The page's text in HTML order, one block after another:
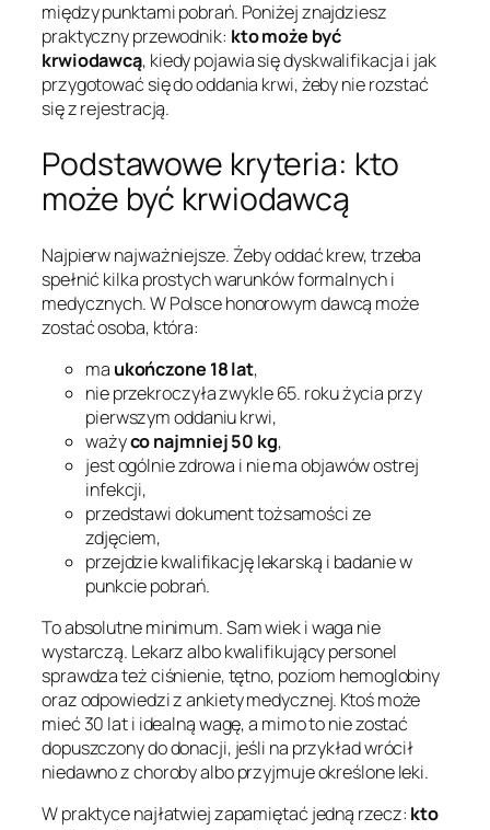
między punktami pobrań. Poniżej znajdziesz
praktyczny przewodnik: kto może być
krwiodawcą, kiedy pojawia się dyskwalifikacja i jak
przygotować się do oddania krwi, żeby nie rozstać
się z rejestracją.
Podstawowe kryteria: kto
może być krwiodawcą
Najpierw najważniejsze. Żeby oddać krew, trzeba
spełnić kilka prostych warunków formalnych i
medycznych. W Polsce honorowym dawcą może
zostać osoba, która:
ma ukończone 18 lat,
nie przekroczyła zwykle 65. roku życia przy
pierwszym oddaniu krwi,
ważyco najmniej 50 kg,
jest ogólnie zdrowa i nie ma objawów ostrej
infekcji,
przedstawi dokument tożsamości ze
zdjęciem,
przejdzie kwalifikację lekarską i badanie w
punkcie pobrań.
To absolutne minimum. Sam wiek i waga nie
wystarczą. Lekarz albo kwalifikujący personel
sprawdza też ciśnienie, tętno, poziom hemoglobiny
oraz odpowiedzi z ankiety medycznej. Ktoś może
mieć 30 lat i idealną wagę, a mimo to nie zostać
dopuszczony do donacji, jeśli na przykład wrócił
niedawno z choroby albo przyjmuje określone leki.
W praktyce najłatwiej zapamiętać jedną rzecz: kto